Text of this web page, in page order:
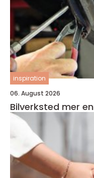
inspiration
06. August 2026